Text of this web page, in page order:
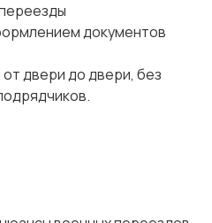
документов
двери до двери, без